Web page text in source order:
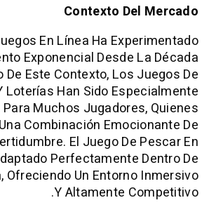
Contexto
De Juegos En Línea Ha
Crecimiento Exponencial Desde
Dentro De Este Contexto, Los
Azar Y Loterías Han Sido
Atractivos Para Muchos
Buscan Una Combinación
E Incertidumbre. El Juego De
Se Ha Adaptado Perfectamente
Tendencia, Ofreciendo Un
Y Altamente